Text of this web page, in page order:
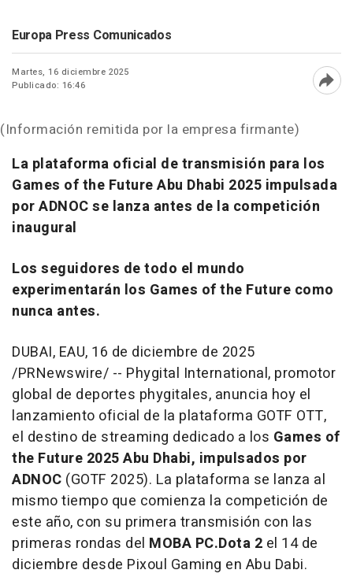
Europa Press Comunicados
Martes, 16 diciembre 2025
Publicado: 16:46
(Información remitida por la empresa firmante)
La plataforma oficial de transmisión para los
Games of the Future Abu Dhabi 2025 impulsada
por ADNOC se lanza antes de la competición
inaugural
Los seguidores de todo el mundo
experimentarán los Games of the Future como
nunca antes.
DUBAI, EAU, 16 de diciembre de 2025
/PRNewswire/ -- Phygital International, promotor
global de deportes phygitales, anuncia hoy el
lanzamiento oficial de la plataforma GOTF OTT,
el destino de streaming dedicado a los Games of
the Future 2025 Abu Dhabi, impulsados por
ADNOC (GOTF 2025). La plataforma se lanza al
mismo tiempo que comienza la competición de
este año, con su primera transmisión con las
primeras rondas del MOBA PC.Dota 2 el 14 de
diciembre desde Pixoul Gaming en Abu Dabi.